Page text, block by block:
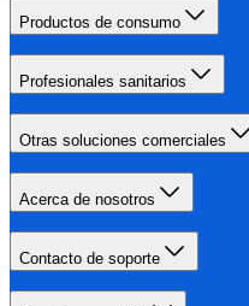
Productos de consumo
Profesionales sanitarios
Otras soluciones comerciales
Acerca de nosotros
Contacto de soporte